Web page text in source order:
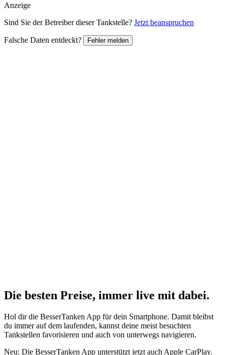
Anzeige
Sind Sie der Betreiber dieser Tankstelle? Jetzt beanspruchen
Falsche Daten entdeckt? Fehler melden
Die besten Preise, immer live mit dabei.
Hol dir die BesserTanken App für dein Smartphone. Damit bleibst
du immer auf dem laufenden, kannst deine meist besuchten
Tankstellen favorisieren und auch von unterwegs navigieren.
Neu: Die BesserTanken App unterstützt jetzt auch Apple CarPlay.